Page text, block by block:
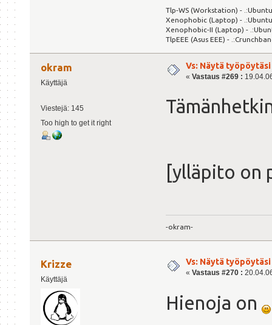
Tlp-WS (Workstation) -
Xenophobic (Laptop) -
Xenophobic-II (Laptop) -
TlpEEE (Asus EEE) -
okram
Käyttäjä
Viestejä: 145
Too high to get it right
Vs: Näytä työpöytäsi
« Vastaus #269 :
[ylläpito on
-okram-
Krizze
Käyttäjä
Vs: Näytä työpöytäsi
« Vastaus #270 :
Hienoja on